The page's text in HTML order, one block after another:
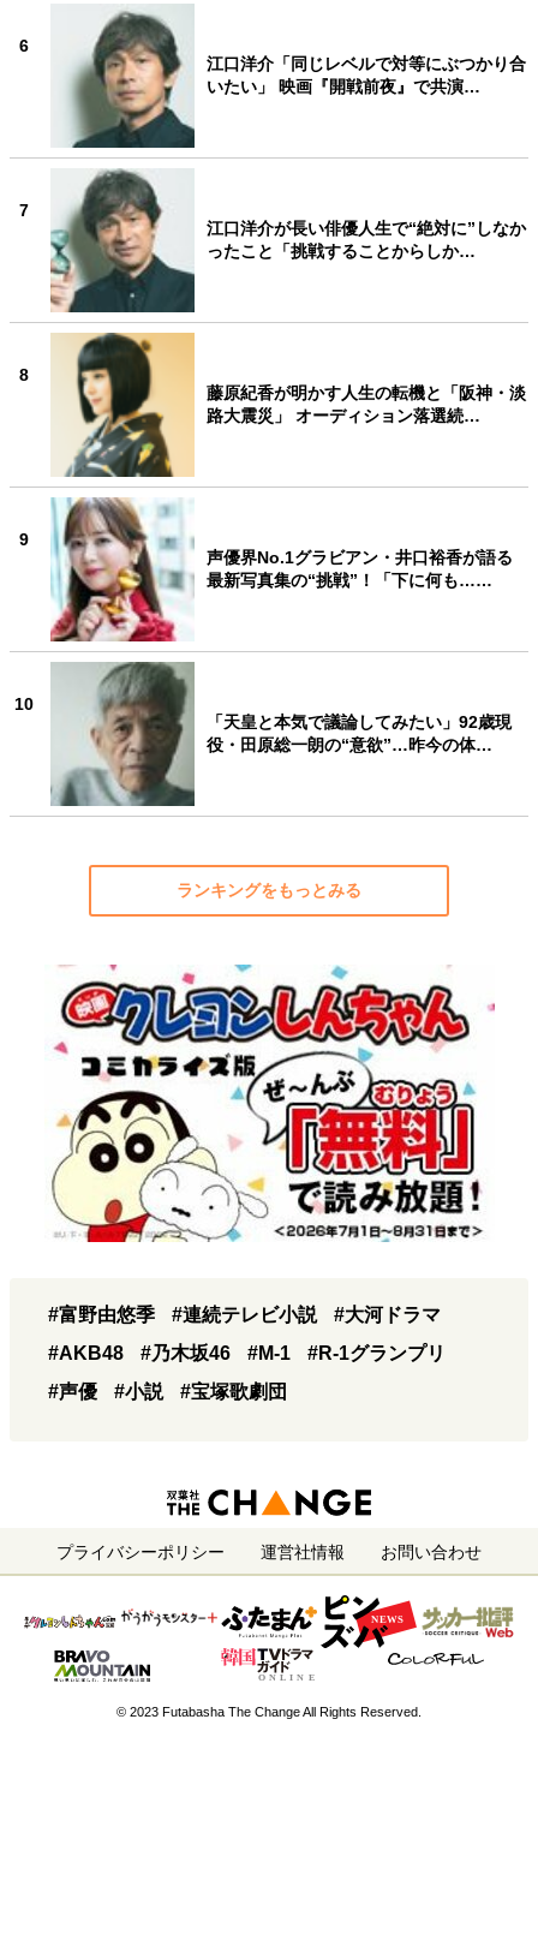
6
江口洋介「同じレベルで対等にぶつかり合
いたい」 映画『開戦前夜』で共演…
7
江口洋介が長い俳優人生で“絶対に”しなか
ったこと「挑戦することからしか…
8
藤原紀香が明かす人生の転機と「阪神・淡
路大震災」 オーディション落選続…
9
声優界No.1グラビアン・井口裕香が語る
最新写真集の“挑戦”！「下に何も……
10
「天皇と本気で議論してみたい」92歳現
役・田原総一朗の“意欲”…昨今の体…
ランキングをもっとみる
#富野由悠季 #連続テレビ小説
#大河ドラマ
#AKB48
#乃木坂46 #M-1
#R-1グランプリ
#声優
#小説 #宝塚歌劇団
プライバシーポリシー 運営社情報 お問い合わせ
© 2023 Futabasha The Change All Rights Reserved.